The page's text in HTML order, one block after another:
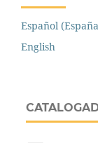
Español
English